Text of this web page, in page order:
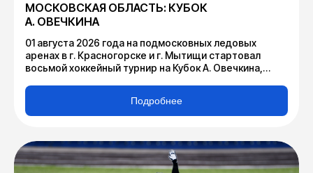
МОСКОВСКАЯ ОБЛАСТЬ: КУБОК
А. ОВЕЧКИНА
01 августа 2026 года на подмосковных ледовых
аренах в г. Красногорске и г. Мытищи стартовал
восьмой хоккейный турнир на Кубок А. Овечкина,
культуры и спорта Московской области и ГАУ МО
«Дирекция по организации и проведению
спортивных мероприятий» при содействии
хоккея России.
Подробнее